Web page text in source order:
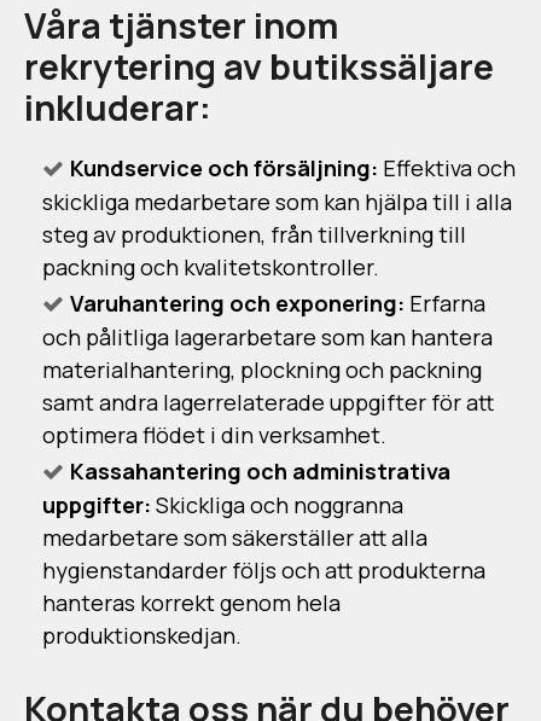
Våra tjänster inom
rekrytering av butikssäljare
inkluderar:
Kundservice och försäljning: Effektiva och
skickliga medarbetare som kan hjälpa till i alla
steg av produktionen, från tillverkning till
packning och kvalitetskontroller.
Varuhantering och exponering: Erfarna
och pålitliga lagerarbetare som kan hantera
materialhantering, plockning och packning
samt andra lagerrelaterade uppgifter för att
optimera flödet i din verksamhet.
Kassahantering och administrativa
uppgifter: Skickliga och noggranna
medarbetare som säkerställer att alla
hygienstandarder följs och att produkterna
hanteras korrekt genom hela
produktionskedjan.
Kontakta oss när du behöver